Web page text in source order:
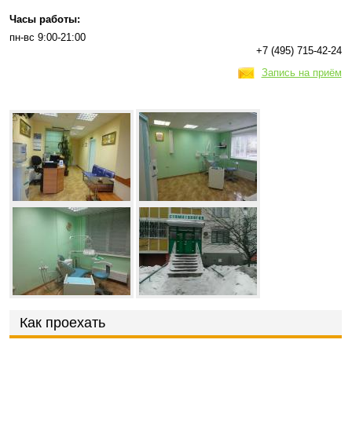
Часы работы:
пн-вс 9:00-21:00
+7 (495) 715-42-24
Запись на приём
Как проехать